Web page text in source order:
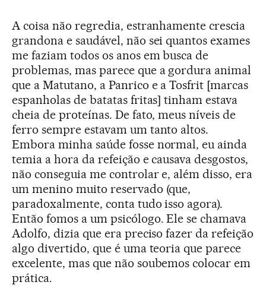
A coisa não regredia, estranhamente crescia
grandona e saudável, não sei quantos exames
me faziam todos os anos em busca de
problemas, mas parece que a gordura animal
que a Matutano, a Panrico e a Tosfrit [marcas
espanholas de batatas fritas] tinham estava
cheia de proteínas. De fato, meus níveis de
ferro sempre estavam um tanto altos.
Embora minha saúde fosse normal, eu ainda
temia a hora da refeição e causava desgostos,
não conseguia me controlar e, além disso, era
um menino muito reservado (que,
paradoxalmente, conta tudo isso agora).
Então fomos a um psicólogo. Ele se chamava
Adolfo, dizia que era preciso fazer da refeição
algo divertido, que é uma teoria que parece
excelente, mas que não soubemos colocar em
prática.